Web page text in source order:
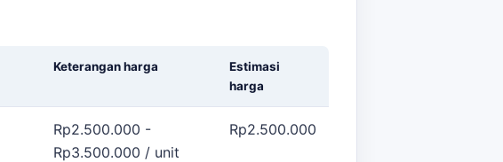
Keterangan harga
Estimasi
harga
Rp2.500.000 -
Rp3.500.000 / unit
Rp2.500.000